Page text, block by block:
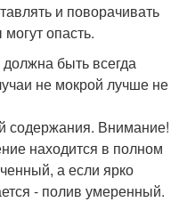
и поворачивать
опасть.
быть всегда
не мокрой лучше не
содержания. Внимание!
находится в полном
а если ярко
- полив умеренный.